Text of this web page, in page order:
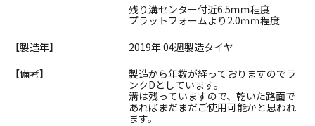
残り溝センター付近6.5ｍｍ程度
プラットフォームより2.0ｍｍ程度
【製造年】
2019年 04週製造タイヤ
【備考】
製造から年数が経っておりますのでラ
ンクDとしています。
溝は残っていますので、乾いた路面で
あればまだまだご使用可能かと思われ
ます。